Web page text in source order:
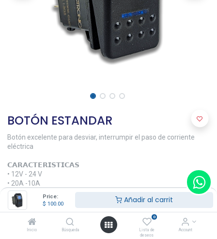
Price:
$ 100.00 Añadir al carrit
Inicio Búsqueda
0
Lista de
deseos
Account
BOTÓN ESTANDAR
Botón excelente para desviar, interrumpir el paso de corriente
eléctrica
𝗖𝗔𝗥𝗔𝗖𝗧𝗘𝗥𝗜𝗦𝗧𝗜𝗖𝗔𝗦
• 12V - 24 V
• 20A -10A
• Configuración estándar
• Terminales para conexión rápida
• Switch tipo balancín iluminado
𝗠𝗔𝗧𝗘𝗥𝗜𝗔𝗟𝗘𝗦